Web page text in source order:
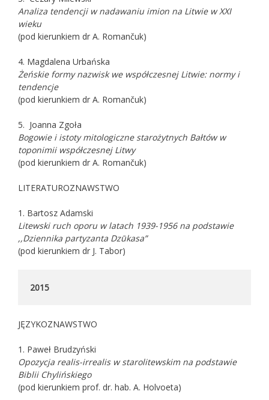
Analiza tendencji w nadawaniu imion na Litwie w XXI
wieku
(pod kierunkiem dr A. Romančuk)
4. Magdalena Urbańska
Żeńskie formy nazwisk we współczesnej Litwie: normy i
tendencje
(pod kierunkiem dr A. Romančuk)
5. Joanna Zgoła
Bogowie i istoty mitologiczne starożytnych Bałtów w
toponimii współczesnej Litwy
(pod kierunkiem dr A. Romančuk)
LITERATUROZNAWSTWO
1. Bartosz Adamski
Litewski ruch oporu w latach 1939-1956 na podstawie
,,Dziennika partyzanta Dzūkasa”
(pod kierunkiem dr J. Tabor)
2015
JĘZYKOZNAWSTWO
1. Paweł Brudzyński
Opozycja realis-irrealis w starolitewskim na podstawie
Biblii Chylińskiego
(pod kierunkiem prof. dr. hab. A. Holvoeta)